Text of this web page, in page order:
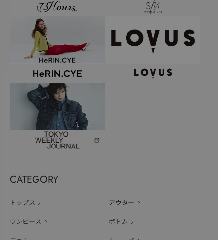
CATEGORY
トップス アウター
ワンピース ボトム